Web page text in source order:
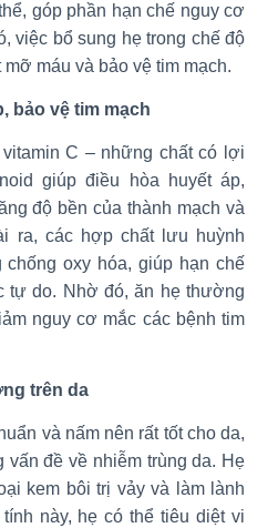
góp phần hạn chế nguy cơ
việc bổ sung hẹ trong chế độ
máu và bảo vệ tim mạch.
bảo vệ tim mạch
C – những chất có lợi
giúp điều hòa huyết áp,
độ bền của thành mạch và
ra, các hợp chất lưu huỳnh
oxy hóa, giúp hạn chế
tự do. Nhờ đó, ăn hẹ thường
nguy cơ mắc các bệnh tim
trên da
và nấm nên rất tốt cho da,
đề về nhiễm trùng da. Hẹ
kem bôi trị vảy và làm lành
này, hẹ có thể tiêu diệt vi